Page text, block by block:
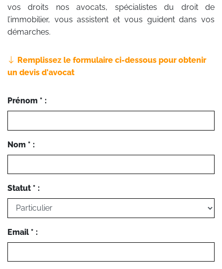
vos droits nos avocats, spécialistes du droit de
l’immobilier, vous assistent et vous guident dans vos
démarches.
Remplissez le formulaire ci-dessous pour obtenir
un devis d'avocat
Prénom * :
Nom * :
Statut * :
Email * :